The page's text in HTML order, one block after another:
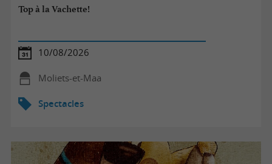
Top à la Vachette!
10/08/2026
Moliets-et-Maa
Spectacles